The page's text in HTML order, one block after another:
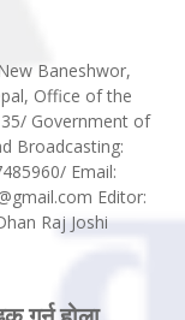
Baneshwor,
Office of the
Government of
Broadcasting:
Email:
Editor:
Raj Joshi